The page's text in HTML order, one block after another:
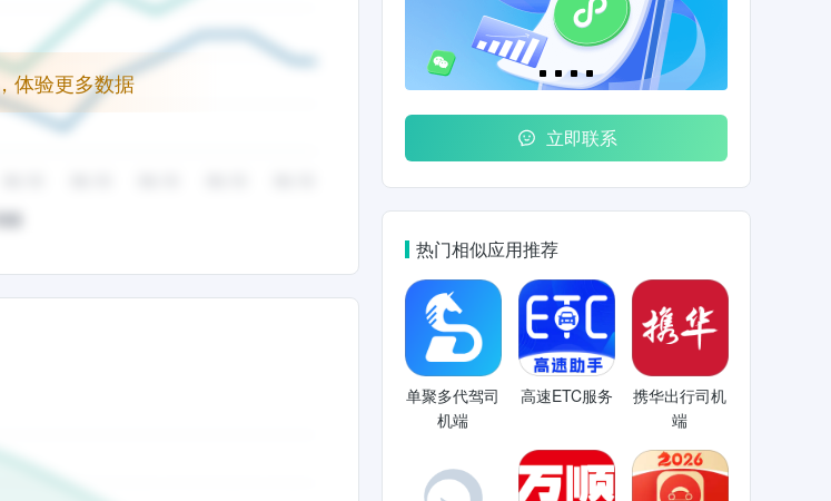
体验更多数据
立即联系
热门相似应用推荐
单聚多代驾司
机端
高速ETC服务
携华出行司机
端